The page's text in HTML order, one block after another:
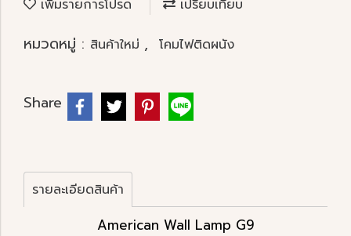
เพิ่มรายการโปรด เปรียบเทียบ
หมวดหมู่ : สินค้าใหม่ , โคมไฟติดผนัง
Share
รายละเอียดสินค้า
American Wall Lamp G9